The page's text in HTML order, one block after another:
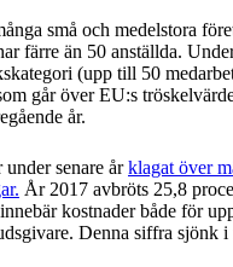
små och medelstora
färre än 50 anställda.
(upp till 50
går över EU:s
år.
under senare årklagat över
År 2017 avbröts 25,8
kostnader både för
Denna siffra sjönk